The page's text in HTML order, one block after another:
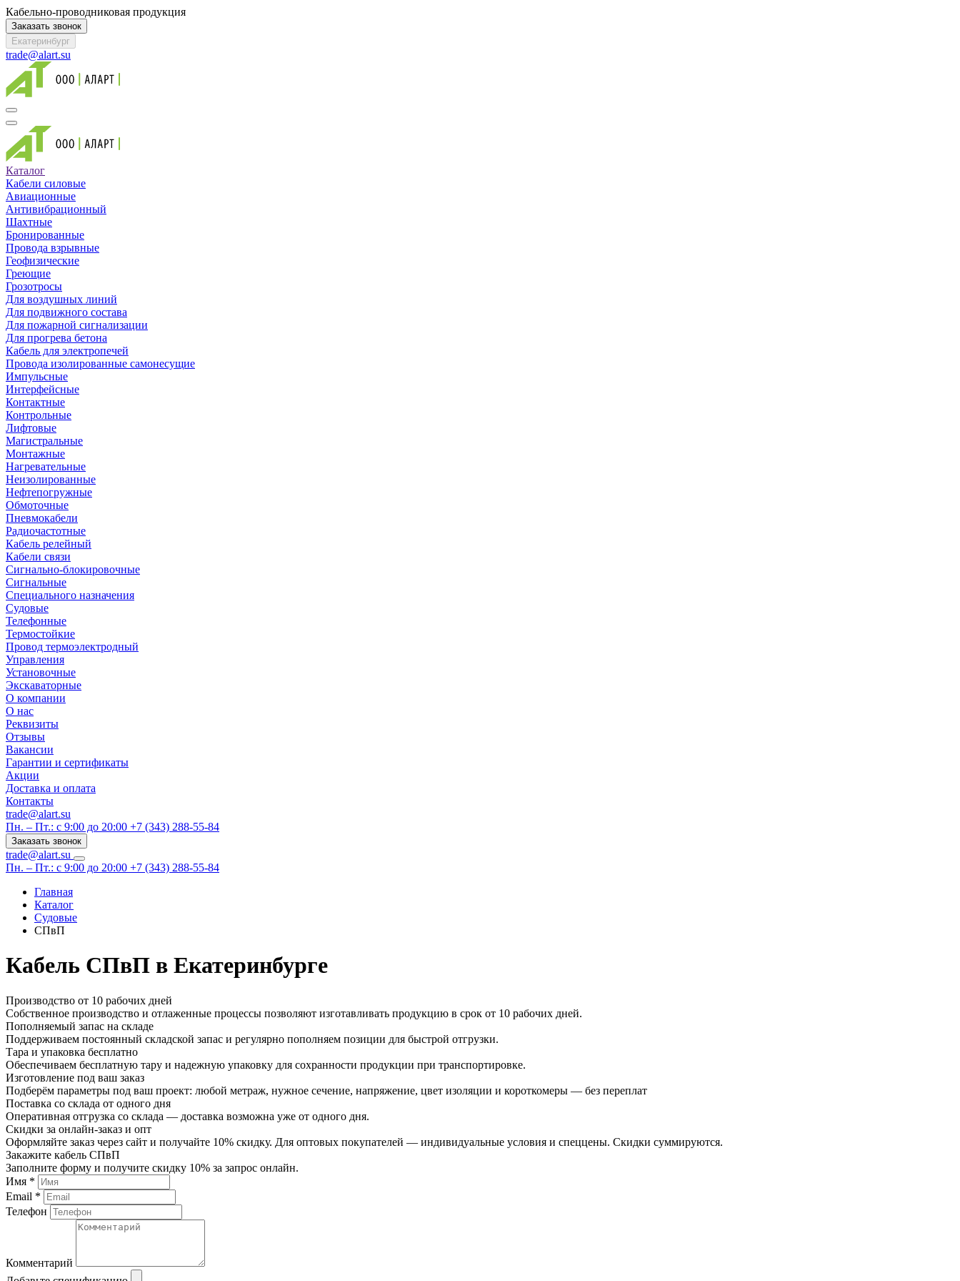
Кабельно-проводниковая продукция
Заказать звонок
Екатеринбург
trade@alart.su
Каталог
Кабели силовые
Авиационные
Антивибрационный
Шахтные
Бронированные
Провода взрывные
Геофизические
Греющие
Грозотросы
Для воздушных линий
Для подвижного состава
Для пожарной сигнализации
Для прогрева бетона
Кабель для электропечей
Провода изолированные самонесущие
Импульсные
Интерфейсные
Контактные
Контрольные
Лифтовые
Магистральные
Монтажные
Нагревательные
Неизолированные
Нефтепогружные
Обмоточные
Пневмокабели
Радиочастотные
Кабель релейный
Кабели связи
Сигнально-блокировочные
Сигнальные
Специального назначения
Судовые
Телефонные
Термостойкие
Провод термоэлектродный
Управления
Установочные
Экскаваторные
О компании
О нас
Реквизиты
Отзывы
Вакансии
Гарантии и сертификаты
Акции
Доставка и оплата
Контакты
trade@alart.su
Пн. – Пт.: с 9:00 до 20:00 +7 (343) 288-55-84
Заказать звонок
trade@alart.su
Пн. – Пт.: с 9:00 до 20:00 +7 (343) 288-55-84
Главная
Каталог
Судовые
СПвП
Кабель СПвП в Екатеринбурге
Производство от 10 рабочих дней
Собственное производство и отлаженные процессы позволяют изготавливать продукцию в срок от 10 рабочих дней.
Пополняемый запас на складе
Поддерживаем постоянный складской запас и регулярно пополняем позиции для быстрой отгрузки.
Тара и упаковка бесплатно
Обеспечиваем бесплатную тару и надежную упаковку для сохранности продукции при транспортировке.
Изготовление под ваш заказ
Подберём параметры под ваш проект: любой метраж, нужное сечение, напряжение, цвет изоляции и короткомеры — без переплат
Поставка со склада от одного дня
Оперативная отгрузка со склада — доставка возможна уже от одного дня.
Скидки за онлайн-заказ и опт
Оформляйте заказ через сайт и получайте 10% скидку. Для оптовых покупателей — индивидуальные условия и спеццены. Скидки суммируются.
Закажите кабель СПвП
Заполните форму и получите скидку 10% за запрос онлайн.
Имя *
Email *
Телефон
Комментарий